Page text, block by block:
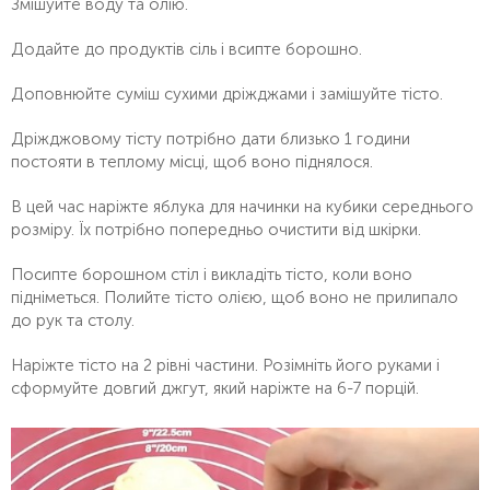
Змішуйте воду та олію.
Додайте до продуктів сіль і всипте борошно.
Доповнюйте суміш сухими дріжджами і замішуйте тісто.
Дріжджовому тісту потрібно дати близько 1 години
постояти в теплому місці, щоб воно піднялося.
В цей час наріжте яблука для начинки на кубики середнього
розміру. Їх потрібно попередньо очистити від шкірки.
Посипте борошном стіл і викладіть тісто, коли воно
підніметься. Полийте тісто олією, щоб воно не прилипало
до рук та столу.
Наріжте тісто на 2 рівні частини. Розімніть його руками і
сформуйте довгий джгут, який наріжте на 6-7 порцій.